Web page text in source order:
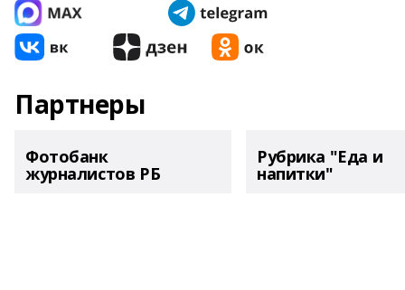
Партнеры
Фотобанк
журналистов РБ
Рубрика "Еда и
напитки"